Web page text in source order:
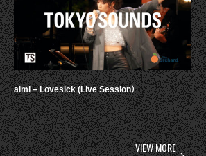
aimi – Lovesick (Live Session）
VIEW MORE